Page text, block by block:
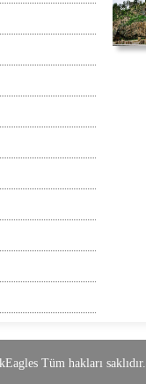
Tüm hakları saklıdır.